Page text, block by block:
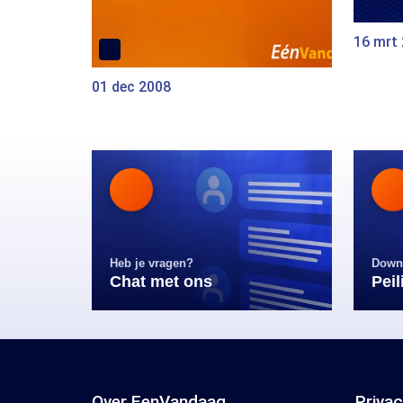
01 dec 2008
16 mrt
Heb je vragen?
Chat met ons